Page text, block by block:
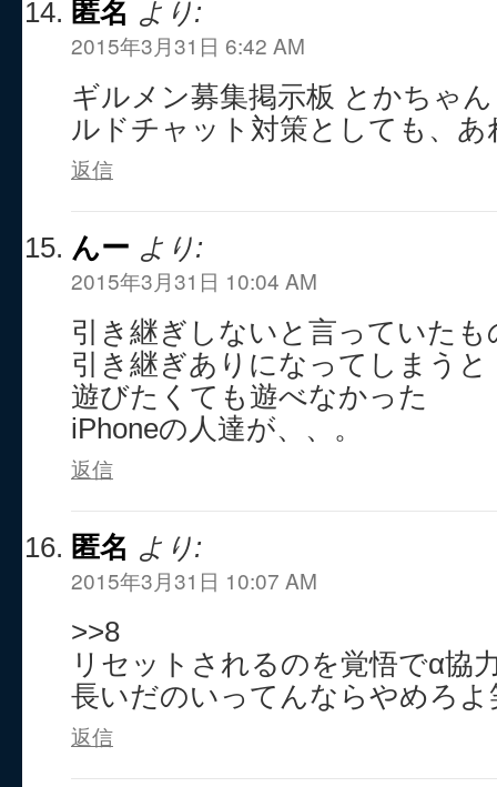
匿名 より:
2015年3月31日 6:42 AM
ギルメン募集掲示板 とかちゃ
ルドチャット対策としても、
返信
んー より:
2015年3月31日 10:04 AM
引き継ぎしないと言っていたも
引き継ぎありになってしまうと
遊びたくても遊べなかった
iPhoneの人達が、、。
返信
匿名 より:
2015年3月31日 10:07 AM
>>8
リセットされるのを覚悟でα協
長いだのいってんならやめろよ
返信